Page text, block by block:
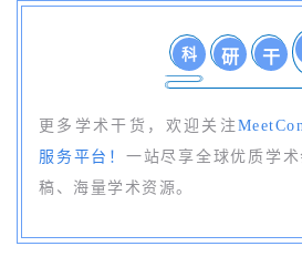
科 研 干
更多学术干货，欢迎关注
服务平台！ 一站尽享全球优质学
稿、海量学术资源。